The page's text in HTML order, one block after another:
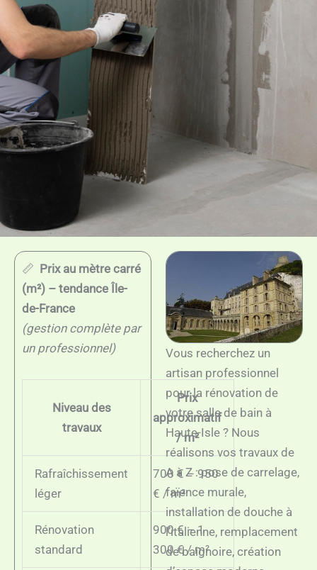
📏 Prix au mètre carré
(m²) – tendance Île-
de-France
(gestion complète par
un professionnel)
Niveau des
travaux
Prix
approximatif
/ m²
Rafraîchissement
léger
700 € – 950
€ / m²
Rénovation
standard
900 € – 1
300 € / m²
Vous recherchez un
artisan professionnel
pour la rénovation de
votre salle de bain à
Haute-Isle ? Nous
réalisons vos travaux de
A à Z : pose de carrelage,
faïence murale,
installation de douche à
l’italienne, remplacement
de baignoire, création